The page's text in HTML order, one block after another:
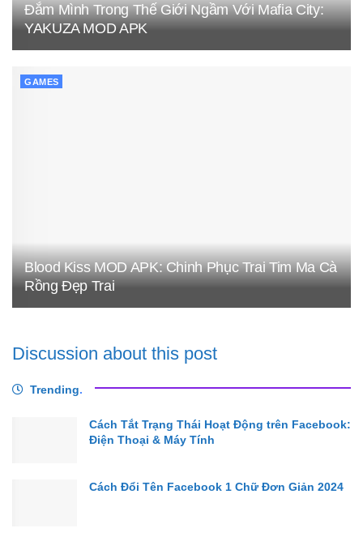
Đắm Mình Trong Thế Giới Ngầm Với Mafia City:
YAKUZA MOD APK
GAMES
Blood Kiss MOD APK: Chinh Phục Trai Tim Ma Cà
Rồng Đẹp Trai
Discussion about this post
Trending.
Cách Tắt Trạng Thái Hoạt Động trên Facebook:
Điện Thoại & Máy Tính
Cách Đổi Tên Facebook 1 Chữ Đơn Giản 2024